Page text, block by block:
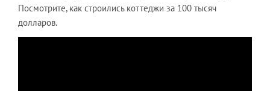
Посмотрите, как строились коттеджи за 100 тысяч
долларов.